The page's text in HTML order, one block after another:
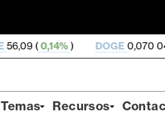
DOGE0,070 045 (1,65%)
Temas Recursos